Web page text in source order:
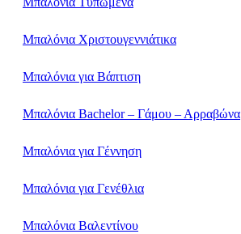
Μπαλόνια Χριστουγεννιάτικα
Μπαλόνια για Βάπτιση
Μπαλόνια Bachelor – Γάμου – Αρραβώνα
Μπαλόνια για Γέννηση
Μπαλόνια για Γενέθλια
Μπαλόνια Βαλεντίνου